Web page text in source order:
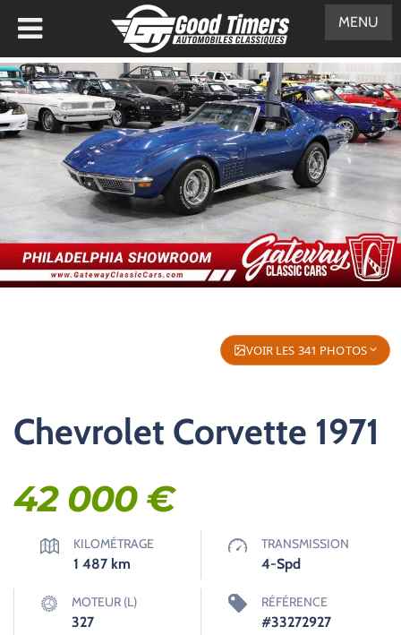
VOIR LES 341 PHOTOS
Chevrolet Corvette 1971
42 000€
KILOMÉTRAGE
1 487 km
TRANSMISSION
4-Spd
MOTEUR (L)
327
RÉFÉRENCE
#33272927
MENU